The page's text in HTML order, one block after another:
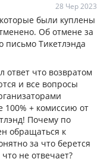
28 Чер 2023
были куплены
Об отмене за
письмо Тикетлэнда
ответ что возвратом
и все вопросы
100% + комиссию от
Почему по
обращаться к
за что берется
не отвечает?